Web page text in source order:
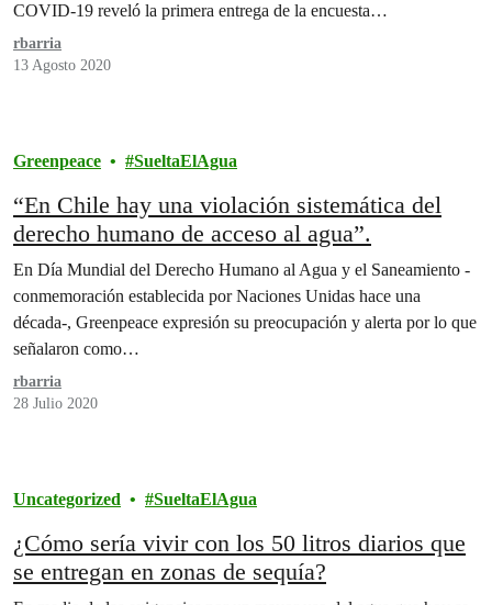
COVID-19 reveló la primera entrega de la encuesta…
rbarria
13 Agosto 2020
Greenpeace SueltaElAgua
“En Chile hay una violación sistemática del
derecho humano de acceso al agua”.
En Día Mundial del Derecho Humano al Agua y el Saneamiento -
conmemoración establecida por Naciones Unidas hace una
década-, Greenpeace expresión su preocupación y alerta por lo que
señalaron como…
rbarria
28 Julio 2020
Uncategorized SueltaElAgua
¿Cómo sería vivir con los 50 litros diarios que
se entregan en zonas de sequía?